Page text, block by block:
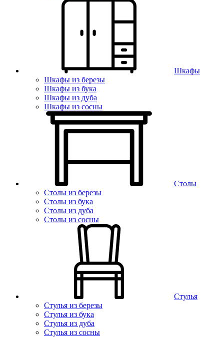
Шкафы
Шкафы из березы
Шкафы из бука
Шкафы из дуба
Шкафы из сосны
Столы
Столы из березы
Столы из бука
Столы из дуба
Столы из сосны
Стулья
Стулья из березы
Стулья из бука
Стулья из дуба
Стулья из сосны